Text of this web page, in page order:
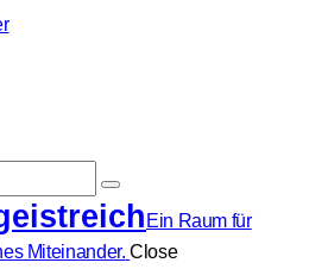
Ein Raum für
Miteinander. Close